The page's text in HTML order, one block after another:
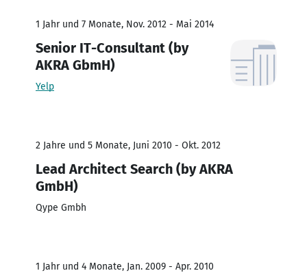
1 Jahr und 7 Monate, Nov. 2012 - Mai 2014
Senior IT-Consultant (by
AKRA GbmH)
Yelp
2 Jahre und 5 Monate, Juni 2010 - Okt. 2012
Lead Architect Search (by AKRA
GmbH)
Qype Gmbh
1 Jahr und 4 Monate, Jan. 2009 - Apr. 2010